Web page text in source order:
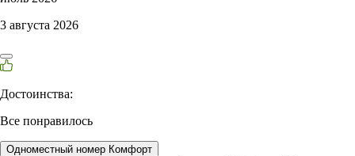
3 августа 2026
Достоинства:
Все понравилось
Одноместный номер Комфорт